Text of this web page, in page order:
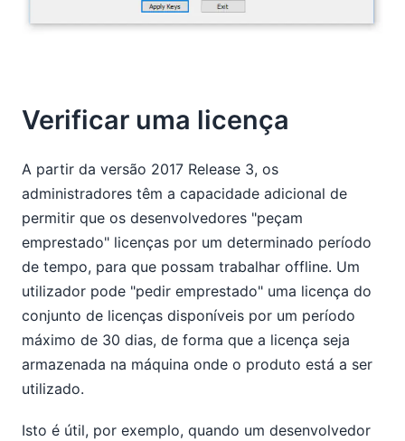
Verificar uma licença
A partir da versão 2017 Release 3, os
administradores têm a capacidade adicional de
permitir que os desenvolvedores "peçam
emprestado" licenças por um determinado período
de tempo, para que possam trabalhar offline. Um
utilizador pode "pedir emprestado" uma licença do
conjunto de licenças disponíveis por um período
máximo de 30 dias, de forma que a licença seja
armazenada na máquina onde o produto está a ser
utilizado.
Isto é útil, por exemplo, quando um desenvolvedor